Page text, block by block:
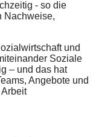
- so die
Nachweise,
und
Soziale
– und das hat
Angebote und